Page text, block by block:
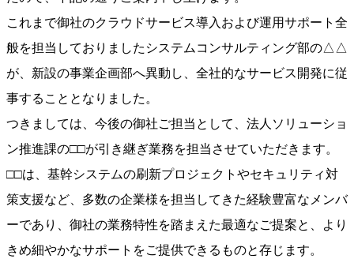
これまで御社のクラウドサービス導入および運用サポート全
般を担当しておりましたシステムコンサルティング部の△△
が、新設の事業企画部へ異動し、全社的なサービス開発に従
事することとなりました。
つきましては、今後の御社ご担当として、法人ソリューショ
ン推進課の□□が引き継ぎ業務を担当させていただきます。
□□は、基幹システムの刷新プロジェクトやセキュリティ対
策支援など、多数の企業様を担当してきた経験豊富なメンバ
ーであり、御社の業務特性を踏まえた最適なご提案と、より
きめ細やかなサポートをご提供できるものと存じます。